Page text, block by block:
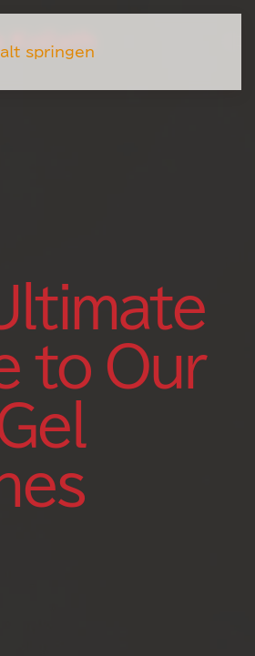
springen
Kollath
to Our